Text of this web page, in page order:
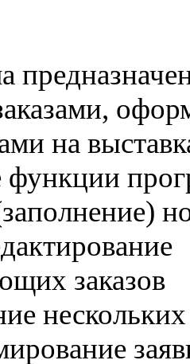
на
функции
заказов
нескольких